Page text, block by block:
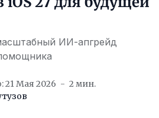
ИИ-апгрейд
21 Мая 2026
2 мин.